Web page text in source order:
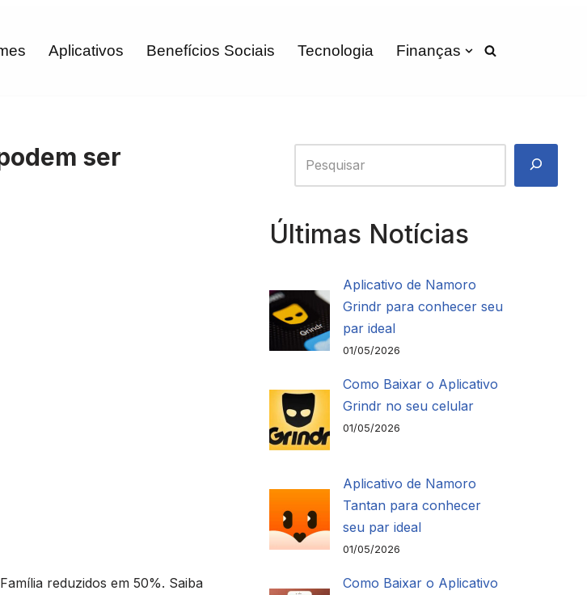
Aplicativos Benefícios Sociais Tecnologia Finanças
ser
reduzidos em 50%. Saiba
Últimas Notícias
Aplicativo de Namoro
Grindr para conhecer seu
par ideal
01/05/2026
Como Baixar o Aplicativo
Grindr no seu celular
01/05/2026
Aplicativo de Namoro
Tantan para conhecer
seu par ideal
01/05/2026
Como Baixar o Aplicativo